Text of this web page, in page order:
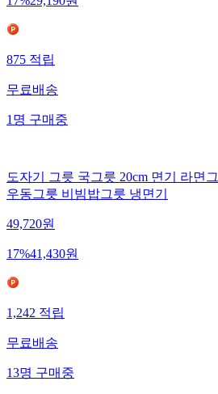
17%29,190원
875적립
무료배송
1명구매중
도자기 그릇 국그릇 20cm 면기 라면
우동그릇 비빔밥그릇 냉면기
49,720원
17%41,430원
1,242적립
무료배송
13명구매중